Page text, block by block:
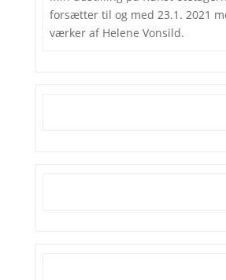
forsætter til og med 23.1. 2021
værker af Helene Vonsild.